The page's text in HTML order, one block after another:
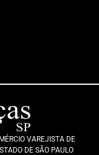
VAREJISTA DE
DE SÃO PAULO